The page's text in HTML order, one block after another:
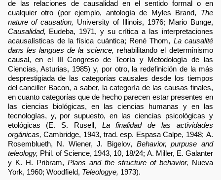
de las relaciones de causalidad en el sentido formal o en
cualquier otro (por ejemplo, antología de Myles Brand, The
nature of causation, University of Illinois, 1976; Mario Bunge,
Causalidad, Eudeba, 1971, y su crítica a las interpretaciones
acausalísticas de la física cuántica; René Thom, La causalité
dans les langues de la science, rehabilitando el determinismo
causal, en el III Congreso de Teoría y Metodología de las
Ciencias, Asturias, 1985) y, por otro, la redefinición de la más
desprestigiada de las categorías causales desde los tiempos
del canciller Bacon, a saber, la categoría de las causas finales,
en cuanto categorías que de hecho parecen estar presentes en
las ciencias biológicas, en las ciencias humanas y en las
tecnologías, y, por supuesto, en las ciencias psicológicas y
etológicas (E. S. Rusell, La finalidad de las actividades
orgánicas, Cambridge, 1943, trad. esp. Espasa Calpe, 1948; A.
Rosemblueth, N. Wiener, J. Bigelov, Behavior, purpuse and
teleology, Phil. of Science, 1943, 10, 18/24; A. Miller, E. Galanter
y K. H. Pribram, Plans and the structure of behavior, Nueva
York, 1960; Woodfield, Teleologye, 1973).